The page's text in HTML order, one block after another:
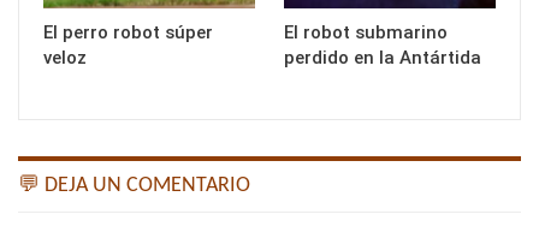
El perro robot súper
veloz
El robot submarino
perdido en la Antártida
💬 DEJA UN COMENTARIO